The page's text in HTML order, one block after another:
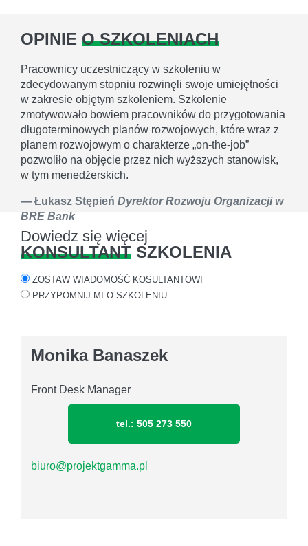
OPINIE O SZKOLENIACH
Pracownicy uczestniczący w szkoleniu w
zdecydowanym stopniu rozwinęli swoje umiejętności
w zakresie objętym szkoleniem. Szkolenie
zmotywowało bowiem pracowników do przygotowania
długoterminowych planów rozwojowych, które wraz z
planem rozwojowym o charakterze „on-the-job”
pozwoliło na objęcie przez nich wyższych stanowisk,
w tym menedżerskich.
Łukasz Stępień Dyrektor Rozwoju Organizacji w
BRE Bank
Dowiedz się więcej
KONSULTANT SZKOLENIA
ZOSTAW WIADOMOŚĆ KOSULTANTOWI
PRZYPOMNIJ MI O SZKOLENIU
Monika Banaszek
Front Desk Manager
tel.: 505 273 550
biuro@projektgamma.pl